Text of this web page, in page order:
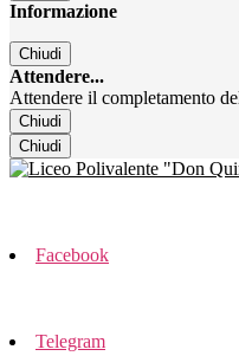
Informazione
Chiudi
Attendere...
Attendere il completamento
Chiudi
Chiudi
Facebook
Telegram